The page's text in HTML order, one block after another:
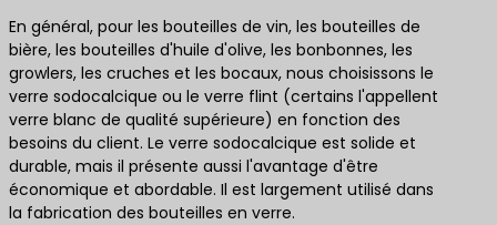
En général, pour les bouteilles de vin, les bouteilles de
bière, les bouteilles d'huile d'olive, les bonbonnes, les
growlers, les cruches et les bocaux, nous choisissons le
verre sodocalcique ou le verre flint (certains l'appellent
verre blanc de qualité supérieure) en fonction des
besoins du client. Le verre sodocalcique est solide et
durable, mais il présente aussi l'avantage d'être
économique et abordable. Il est largement utilisé dans
la fabrication des bouteilles en verre.